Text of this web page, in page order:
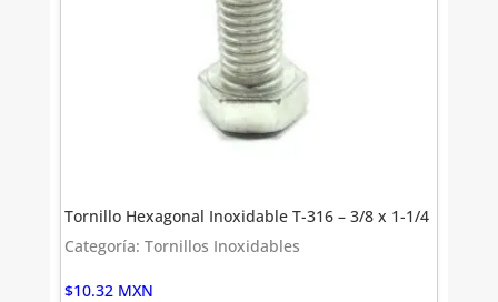
Tornillo Hexagonal Inoxidable T-316 – 3/8 x 1-1/4
Categoría: Tornillos Inoxidables
$10.32 MXN